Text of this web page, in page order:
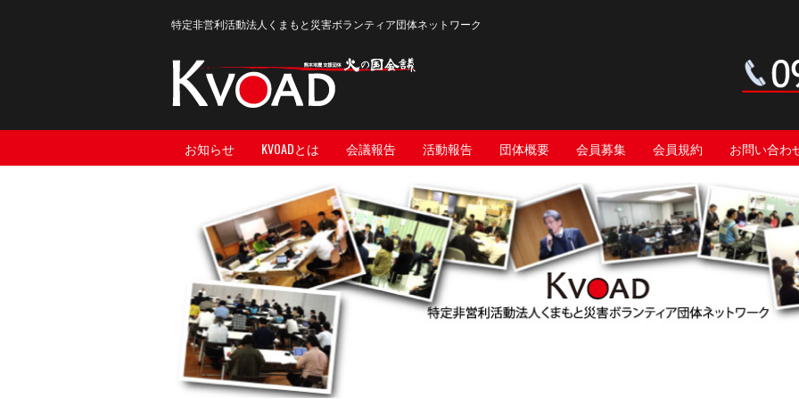
特定非営利活動法人くまもと災害ボランティア団体ネットワーク
お知らせ KVOADとは 会議報告 活動報告 団体概要 会員募集 会員規約 お問い合わ